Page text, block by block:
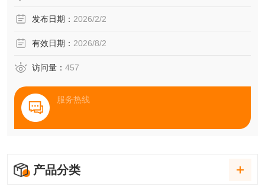
发布日期： 2026/2/2
有效日期： 2026/8/2
访问量： 457
服务热线
产品分类